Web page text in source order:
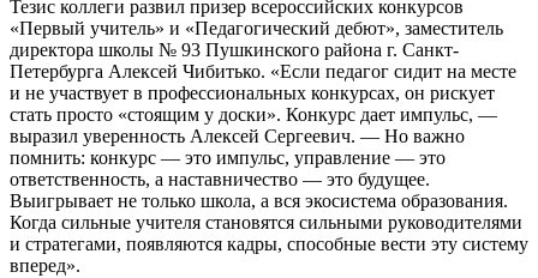
Тезис коллеги развил призер всероссийских конкурсов
«Первый учитель» и «Педагогический дебют», заместитель
директора школы № 93 Пушкинского района г. Санкт-
Петербурга Алексей Чибитько. «Если педагог сидит на месте
и не участвует в профессиональных конкурсах, он рискует
стать просто «стоящим у доски». Конкурс дает импульс, —
выразил уверенность Алексей Сергеевич. — Но важно
помнить: конкурс — это импульс, управление — это
ответственность, а наставничество — это будущее.
Выигрывает не только школа, а вся экосистема образования.
Когда сильные учителя становятся сильными руководителями
и стратегами, появляются кадры, способные вести эту систему
вперед».